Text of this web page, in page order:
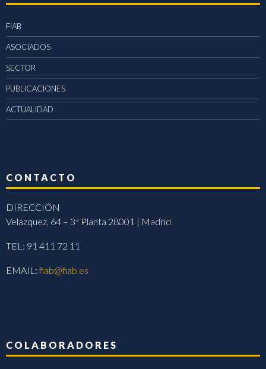
FIAB
ASOCIADOS
SECTOR
PUBLICACIONES
ACTUALIDAD
CONTACTO
DIRECCIÓN
Velázquez, 64 – 3ª Planta 28001 | Madrid
TEL: 91 411 72 11
EMAIL:fiab@fiab.es
COLABORADORES